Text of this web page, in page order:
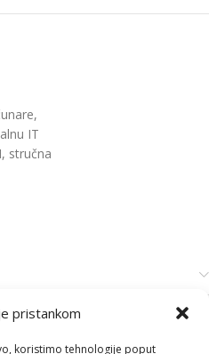
pristankom
koristimo tehnologije poput
IT
stručna